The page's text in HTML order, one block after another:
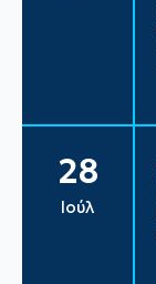
28
Ιούλ